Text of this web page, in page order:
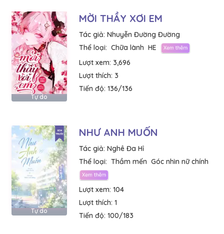
Tự do
MỜI THẦY XƠI EM
Tác giả: Nhuyễn Đường Đường
Thể loại: Chữa lành HE
Lượt xem: 3,696
Lượt thích: 3
Tiến độ: 136/136
Tự do
NHƯ ANH MUỐN
Tác giả: Nghê Đa Hỉ
Thể loại: Thầm mến Góc nhìn nữ chính
Lượt xem: 104
Lượt thích: 1
Tiến độ: 100/183